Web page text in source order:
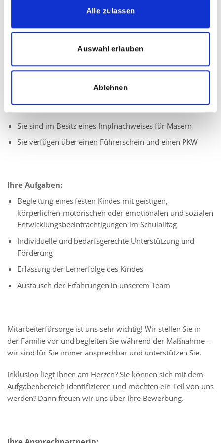
Alle zulassen
Auswahl erlauben
Ablehnen
vergleichbare Ausbildung
mit besonderen Bedürfnissen
Ausgeprägtes Verantwortungsbewusstsein und
Sie sind im Besitz eines Impfnachweises für Masern
Sie verfügen über einen Führerschein und einen PKW
Ihre Aufgaben:
Begleitung eines festen Kindes mit geistigen,
körperlichen-motorischen oder emotionalen und sozialen
Entwicklungsbeeinträchtigungen im Schulalltag
Individuelle und bedarfsgerechte Unterstützung und
Förderung
Erfassung der Lernerfolge des Kindes
Austausch der Erfahrungen in unserem Team
Mitarbeiterfürsorge ist uns sehr wichtig! Wir stellen Sie in
der Familie vor und begleiten Sie während der Maßnahme –
wir sind für Sie immer ansprechbar und unterstützen Sie.
Inklusion liegt Ihnen am Herzen? Sie können sich mit dem
Aufgabenbereich identifizieren und möchten ein Teil von uns
werden? Dann freuen wir uns über Ihre Bewerbung.